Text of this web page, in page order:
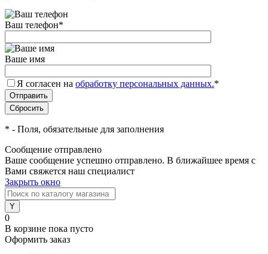
Ваш телефон*
Ваше имя
Я согласен на обработку персональных данных.*
* - Поля, обязательные для заполнения
Сообщение отправлено
Ваше сообщение успешно отправлено. В ближайшее время с
Вами свяжется наш специалист
Закрыть окно
0
В корзине пока пусто
Оформить заказ